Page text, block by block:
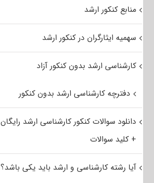
منابع کنکور ارشد
سهمیه ایثارگران در کنکور ارشد
کارشناسی ارشد بدون کنکور آزاد
دفترچه کارشناسی ارشد بدون کنکور
دانلود سوالات کنکور کارشناسی ارشد رایگان
+ کلید سوالات
آیا رشته کارشناسی و ارشد باید یکی باشد؟